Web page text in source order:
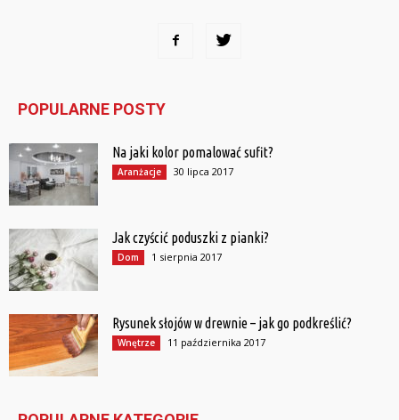
POPULARNE POSTY
Na jaki kolor pomalować sufit?
Aranżacje 30 lipca 2017
Jak czyścić poduszki z pianki?
Dom 1 sierpnia 2017
Rysunek słojów w drewnie – jak go podkreślić?
Wnętrze 11 października 2017